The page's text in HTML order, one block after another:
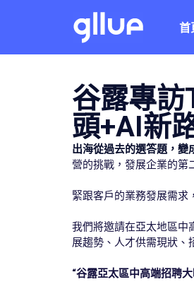
首
谷露專訪
頭+AI新
出海從過去的選答題，變
營的挑戰，發展企業的第
緊跟客戶的業務發展需求
我們將邀請在亞太地區中
展趨勢、人才供需現狀、
“谷露亞太區中高端招聘